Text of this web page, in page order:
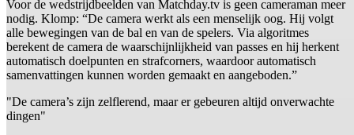
Voor de wedstrijdbeelden van Matchday.tv is geen cameraman meer
nodig. Klomp: “De camera werkt als een menselijk oog. Hij volgt
alle bewegingen van de bal en van de spelers. Via algoritmes
berekent de camera de waarschijnlijkheid van passes en hij herkent
automatisch doelpunten en strafcorners, waardoor automatisch
samenvattingen kunnen worden gemaakt en aangeboden.”
"De camera’s zijn zelflerend, maar er gebeuren altijd onverwachte
dingen"